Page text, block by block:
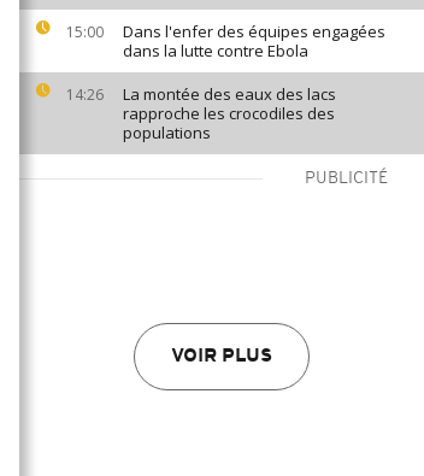
15:00
Dans l'enfer des équipes engagées
dans la lutte contre Ebola
14:26
La montée des eaux des lacs
rapproche les crocodiles des
populations
PUBLICITÉ
VOIR PLUS